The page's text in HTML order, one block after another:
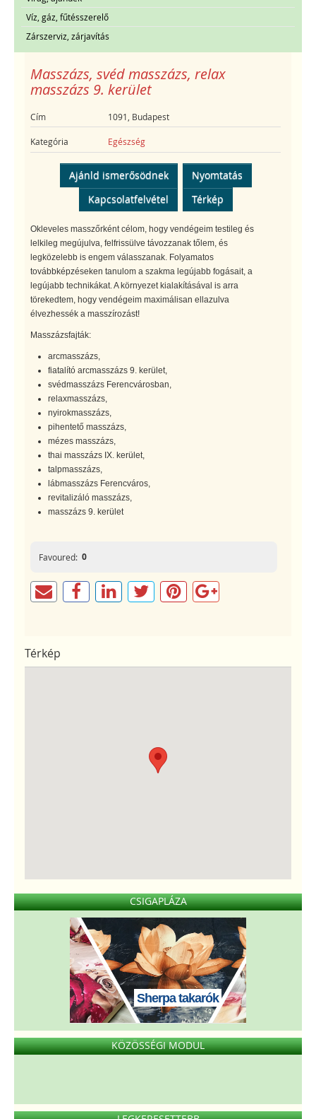
Víz, gáz, fűtésszerelő
Zárszerviz, zárjavítás
Masszázs, svéd masszázs, relax
masszázs 9. kerület
Cím 1091, Budapest
Kategória Egészség
Ajánld ismerősödnek
Nyomtatás
Kapcsolatfelvétel
Térkép
Okleveles masszőrként célom, hogy vendégeim testileg és
lelkileg megújulva, felfrissülve távozzanak tőlem, és
legközelebb is engem válasszanak. Folyamatos
továbbképzéseken tanulom a szakma legújabb fogásait, a
legújabb technikákat. A környezet kialakításával is arra
törekedtem, hogy vendégeim maximálisan ellazulva
élvezhessék a masszírozást!
Masszázsfajták:
arcmasszázs,
fiatalító arcmasszázs 9. kerület,
svédmasszázs Ferencvárosban,
relaxmasszázs,
nyirokmasszázs,
pihentető masszázs,
mézes masszázs,
thai masszázs IX. kerület,
talpmasszázs,
lábmasszázs Ferencváros,
revitalizáló masszázs,
masszázs 9. kerület
Favoured: 0
Térkép
CSIGAPLÁZA
Sherpa takarók
KÖZÖSSÉGI MODUL